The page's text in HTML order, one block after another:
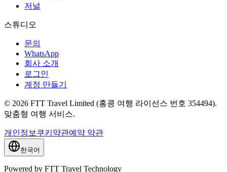
저널
스튜디오
문의
WhatsApp
회사 소개
로그인
계정 만들기
© 2026 FTT Travel Limited (홍콩 여행 라이선스 번호 354494).
맞춤형 여행 서비스.
개인정보 쿠키 약관예약 약관
한국어
Powered by FTT Travel Technology